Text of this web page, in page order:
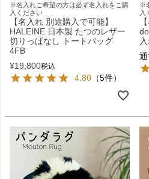
※名入れご希望の方は必ず名入れをご購
入ください
【名入れ 別途購入で可能】
HALEINE 日本製 たつのレザー
切りっぱなし トートバッグ
4FB
¥19,800税込
4.80 （5件）
※
入